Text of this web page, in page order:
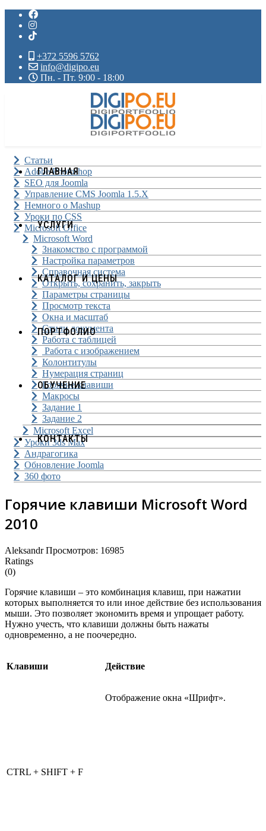
+372 5596 5762
info@digipo.eu
Пн. - Пт. 9:00 - 18:00
ГЛАВНАЯ
УСЛУГИ
КАТАЛОГ И ЦЕНЫ
ПОРТФОЛИО
ОБУЧЕНИЕ
КОНТАКТЫ
Статьи
Adobe Photoshop
SEO для Joomla
Управление CMS Joomla 1.5.X
Немного о Mashup
Уроки по CSS
Microsoft Office
Microsoft Word
Знакомство с программой
Настройка параметров
Справочная система
Открыть, сохранить, закрыть
Параметры страницы
Просмотр текста
Окна и масштаб
Стили документа
Работа с таблицей
Работа с изображением
Колонтитулы
Нумерация страниц
Горячие клавиши
Макросы
Задание 1
Задание 2
Microsoft Excel
Уроки 3ds Max
Андрагогика
Обновление Joomla
360 фото
Горячие клавиши Microsoft Word
2010
Aleksandr Просмотров: 16985
Ratings
(0)
Горячие клавиши – это комбинация клавиш, при нажатии
которых выполняется то или иное действие без использования
мыши. Это позволяет экономить время и упрощает работу.
Нужно учесть, что клавиши должны быть нажаты
одновременно, а не поочередно.
Клавиши Действие
CTRL + SHIFT + F
Отображение окна «Шрифт».